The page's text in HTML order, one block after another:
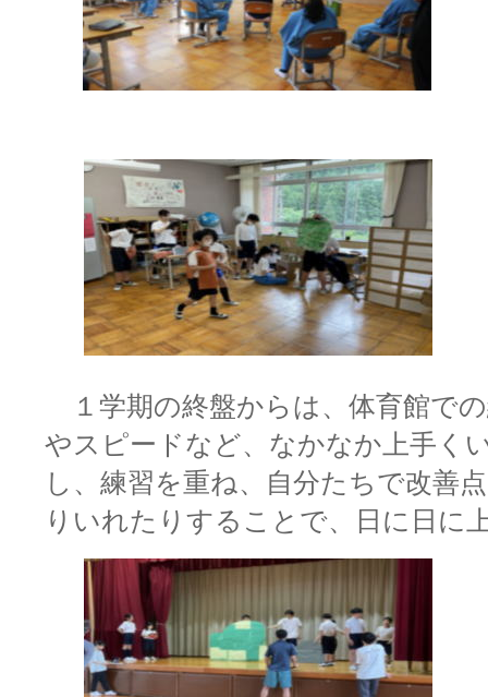
１学期の終盤からは、体育館で
やスピードなど、なかなか上手く
し、練習を重ね、自分たちで改善
りいれたりすることで、日に日に